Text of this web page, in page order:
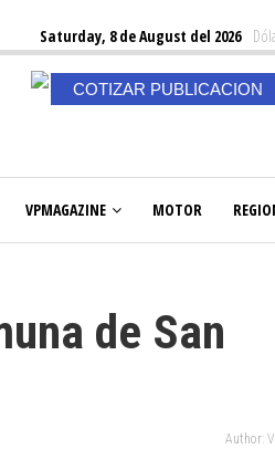
Saturday, 8 de August del 2026
COTIZAR PUBLICACION
VPMAGAZINE MOTOR
de San
Author: